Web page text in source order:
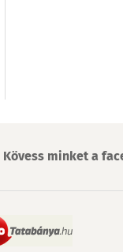
Kövess minket a